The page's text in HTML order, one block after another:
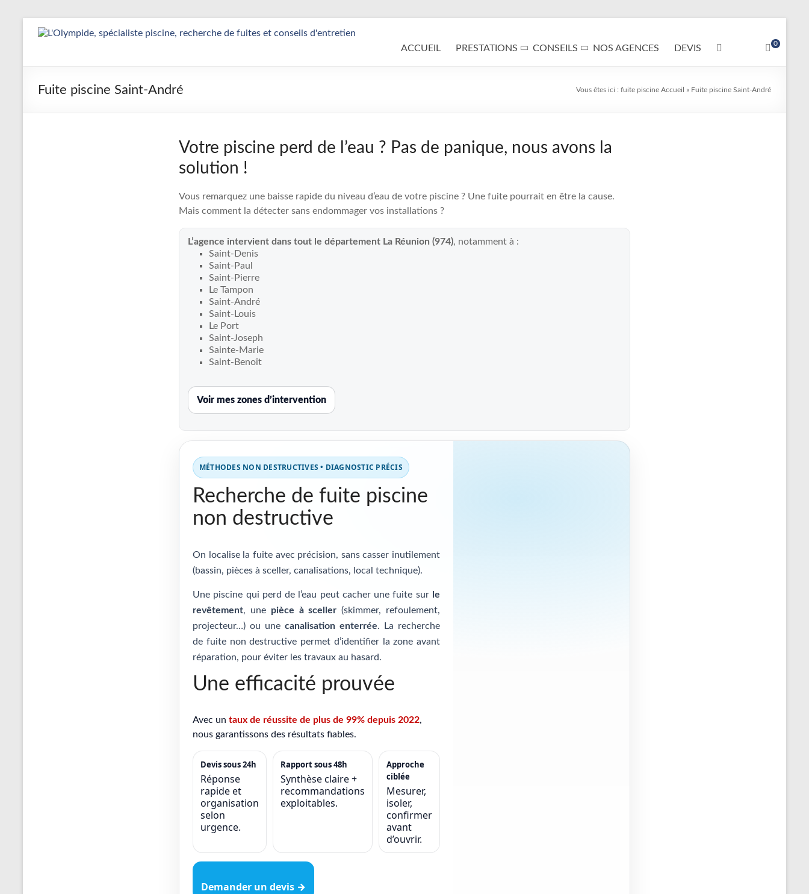
Détection
Réparation
0
ACCUEIL PRESTATIONS CONSEILS NOS AGENCES DEVIS
Fuite piscine Saint-André Vous êtes ici : fuite piscine Accueil » Fuite piscine Saint-André
Votre piscine perd de l’eau ? Pas de panique, nous avons la
solution !
Vous remarquez une baisse rapide du niveau d’eau de votre piscine ? Une fuite pourrait en être la cause.
Mais comment la détecter sans endommager vos installations ?
L’agence intervient dans tout le département La Réunion (974), notamment à :
Saint-Denis
Saint-Paul
Saint-Pierre
Le Tampon
Saint-André
Saint-Louis
Le Port
Saint-Joseph
Sainte-Marie
Saint-Benoît
Voir mes zones d’intervention
MÉTHODES NON DESTRUCTIVES • DIAGNOSTIC PRÉCIS
Recherche de fuite piscine
non destructive
On localise la fuite avec précision, sans casser inutilement
(bassin, pièces à sceller, canalisations, local technique).
Une piscine qui perd de l’eau peut cacher une fuite sur le
revêtement, une pièce à sceller (skimmer, refoulement,
projecteur…) ou une canalisation enterrée. La recherche
de fuite non destructive permet d’identifier la zone avant
réparation, pour éviter les travaux au hasard.
Une efficacité prouvée
Avec un taux de réussite de plus de 99% depuis 2022,
nous garantissons des résultats fiables.
Devis sous 24h
Réponse
rapide et
organisation
selon
urgence.
Rapport sous 48h
Synthèse claire +
recommandations
exploitables.
Approche
ciblée
Mesurer,
isoler,
confirmer
avant
d’ouvrir.
Demander un devis →